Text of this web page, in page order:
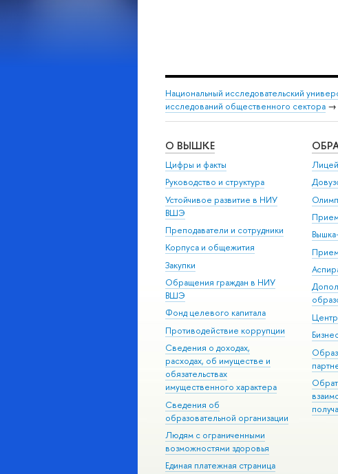
Национальный исследовательский
исследований общественного сектора →
О ВЫШКЕ
Цифры и факты
Руководство и структура
Устойчивое развитие в НИУ
ВШЭ
Преподаватели и сотрудники
Корпуса и общежития
Закупки
Обращения граждан в НИУ
ВШЭ
Фонд целевого капитала
Противодействие коррупции
Сведения о доходах,
расходах, об имуществе и
обязательствах
имущественного характера
Сведения об
образовательной организации
Людям с ограниченными
возможностями здоровья
Единая платежная страница
Лицей